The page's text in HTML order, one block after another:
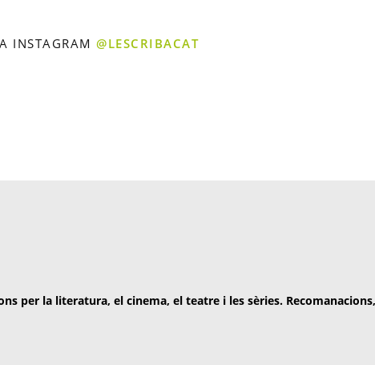
INSTAGRAM @LESCRIBACAT
per la literatura, el cinema, el teatre i les sèries.